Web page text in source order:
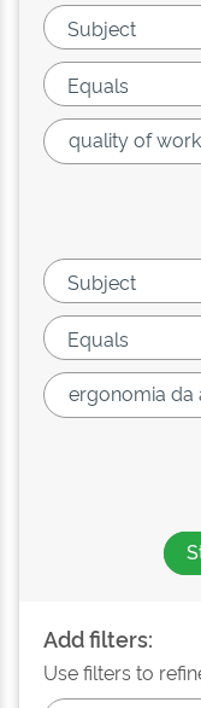
Add filters:
Use filters to